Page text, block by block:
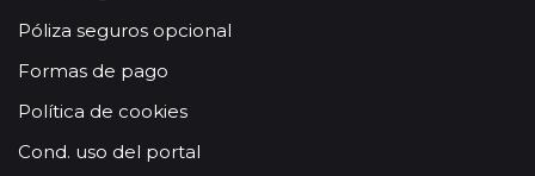
conocimientos y buena disposición para atender al
grupo. Adicionalmente, en las ciudades principales y
según itinerario, contará con la presencia de guías
locales que le permitirán conocer más a fondo la
cultura de los lugares visitados. En ocasiones, los
grupos son bilingües (normalmente español y
Póliza seguros opcional
Formas de pago
Política de cookies
Cond. uso del portal